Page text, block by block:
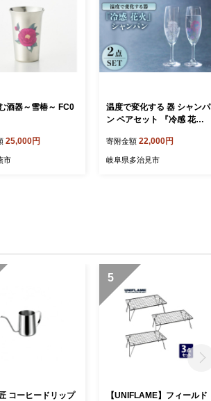
酒器～雪椿～ FC0
25,000円
市
温度で変化する 器 シャンパ
ン ペアセット 『冷感 花
130]
寄附金額 22,000円
岐阜県多治見市
コーヒードリップ
5
【UNIFLAME】フィールド